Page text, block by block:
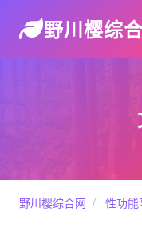
野川樱综
野川樱综合网 / 性功能